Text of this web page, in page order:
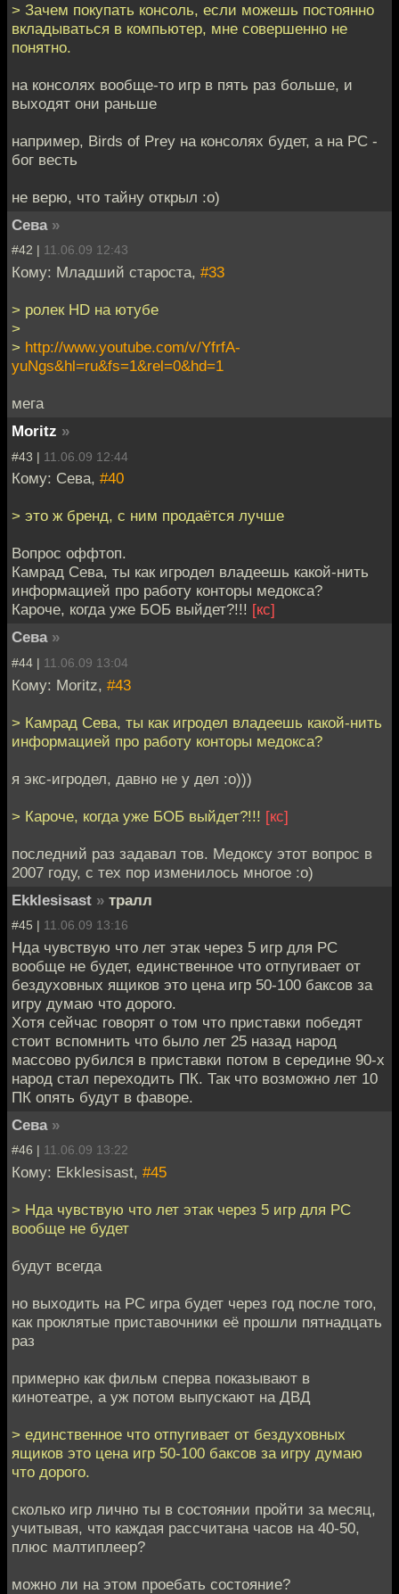
> Зачем покупать консоль, если можешь постоянно
вкладываться в компьютер, мне совершенно не
понятно.
на консолях вообще-то игр в пять раз больше, и
выходят они раньше
например, Birds of Prey на консолях будет, а на PC -
бог весть
не верю, что тайну открыл :о)
Сева »
#42 | 11.06.09 12:43
Кому: Младший староста, #33
> ролек HD на ютубе
>
> http://www.youtube.com/v/YfrfA-
yuNgs&hl=ru&fs=1&rel=0&hd=1
мега
Moritz »
#43 | 11.06.09 12:44
Кому: Сева, #40
> это ж бренд, с ним продаётся лучше
Вопрос оффтоп.
Камрад Сева, ты как игродел владеешь какой-нить
информацией про работу конторы медокса?
Кароче, когда уже БОБ выйдет?!!! [кс]
Сева »
#44 | 11.06.09 13:04
Кому: Moritz, #43
> Камрад Сева, ты как игродел владеешь какой-нить
информацией про работу конторы медокса?
я экс-игродел, давно не у дел :о)))
> Кароче, когда уже БОБ выйдет?!!! [кс]
последний раз задавал тов. Медоксу этот вопрос в
2007 году, с тех пор изменилось многое :о)
Ekklesisast » тралл
#45 | 11.06.09 13:16
Нда чувствую что лет этак через 5 игр для PC
вообще не будет, единственное что отпугивает от
бездуховных ящиков это цена игр 50-100 баксов за
игру думаю что дорого.
Хотя сейчас говорят о том что приставки победят
стоит вспомнить что было лет 25 назад народ
массово рубился в приставки потом в середине 90-х
народ стал переходить ПК. Так что возможно лет 10
ПК опять будут в фаворе.
Сева »
#46 | 11.06.09 13:22
Кому: Ekklesisast, #45
> Нда чувствую что лет этак через 5 игр для PC
вообще не будет
будут всегда
но выходить на PC игра будет через год после того,
как проклятые приставочники её прошли пятнадцать
раз
примерно как фильм сперва показывают в
кинотеатре, а уж потом выпускают на ДВД
> единственное что отпугивает от бездуховных
ящиков это цена игр 50-100 баксов за игру думаю
что дорого.
сколько игр лично ты в состоянии пройти за месяц,
учитывая, что каждая рассчитана часов на 40-50,
плюс малтиплеер?
можно ли на этом проебать состояние?